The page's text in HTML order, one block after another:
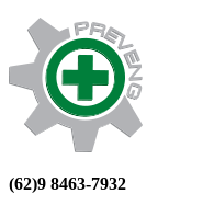
(62)9 8463-7932